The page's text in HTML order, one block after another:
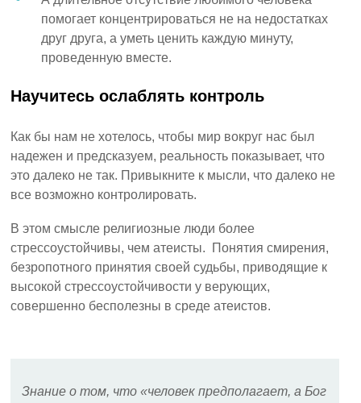
помогает концентрироваться не на недостатках
друг друга, а уметь ценить каждую минуту,
проведенную вместе.
Научитесь ослаблять контроль
Как бы нам не хотелось, чтобы мир вокруг нас был
надежен и предсказуем, реальность показывает, что
это далеко не так. Привыкните к мысли, что далеко не
все возможно контролировать.
В этом смысле религиозные люди более
стрессоустойчивы, чем атеисты. Понятия смирения,
безропотного принятия своей судьбы, приводящие к
высокой стрессоустойчивости у верующих,
совершенно бесполезны в среде атеистов.
Знание о том, что «человек предполагает, а Бог